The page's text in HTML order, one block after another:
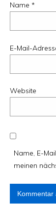
Name *
E-Mail-
Website
Name, E-
meinen